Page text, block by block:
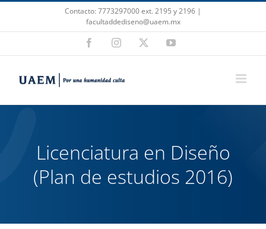
contenido
Contacto: 7773297000 ext. 2195 y 2196 |
facultaddediseno@uaem.mx
FacebookInstagram YouTube
Licenciatura en Diseño
(Plan de estudios 2016)